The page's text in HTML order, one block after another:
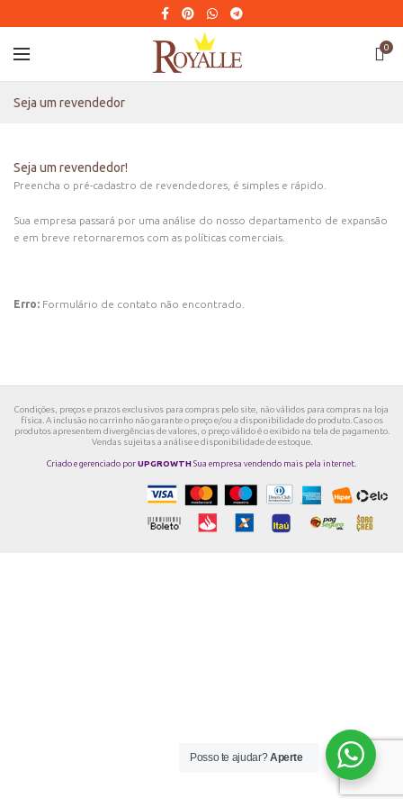
0
Seja um revendedor
Seja um revendedor!
Preencha o pré-cadastro de revendedores, é simples e rápido.
Sua empresa passará por uma análise do nosso departamento de expansão
e em breve retornaremos com as políticas comerciais.
Erro: Formulário de contato não encontrado.
Condições, preços e prazos exclusivos para compras pelo site, não válidos para compras na loja
física. A inclusão no carrinho não garante o preço e/ou a disponibilidade do produto. Caso os
produtos apresentem divergências de valores, o preço válido é o exibido na tela de pagamento.
Vendas sujeitas a análise e disponibilidade de estoque.
Criado e gerenciado porUPGROWTHSua empresa vendendo mais pela internet.
Posso te ajudar?Aperte